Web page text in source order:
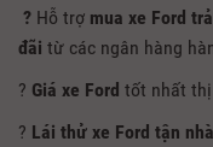
? Hỗ trợ mua xe Ford
đãi từ các ngân hàng
? Giá xe Ford tốt nhất
? Lái thử xe Ford tận nhà